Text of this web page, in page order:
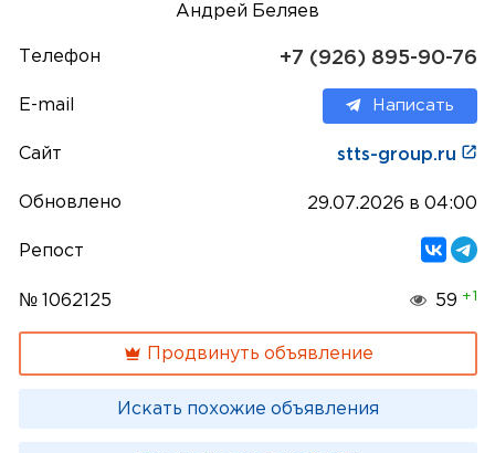
Андрей Беляев
Телефон +7 (926) 895-90-76
E-mail Написать
Сайт stts-group.ru
Обновлено 29.07.2026 в 04:00
Репост
№ 1062125 59 +1
Продвинуть объявление
Искать похожие объявления